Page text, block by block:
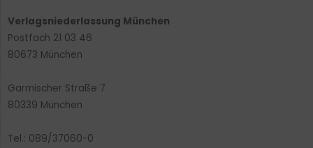
Verlagsniederlassung München
Postfach 21 03 46
80673 München
Garmischer Straße 7
80339 München
Tel.: 089/37060-0